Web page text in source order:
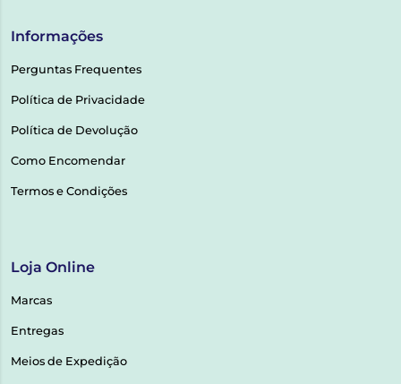
Informações
Perguntas Frequentes
Política de Privacidade
Política de Devolução
Como Encomendar
Termos e Condições
Loja Online
Marcas
Entregas
Meios de Expedição